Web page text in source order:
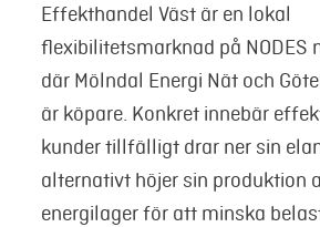
Effekthandel Väst är en lokal
flexibilitetsmarknad på NODES
där Mölndal Energi Nät och
är köpare. Konkret innebär
kunder tillfälligt drar ner sin
alternativt höjer sin produktion
energilager för att minska